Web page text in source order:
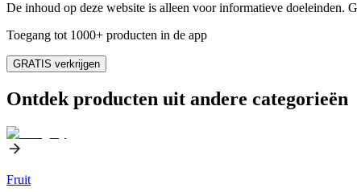
De inhoud op deze website is alleen voor informatieve doeleinden.
Toegang tot 1000+ producten in de app
GRATIS verkrijgen
Ontdek producten uit andere categorieën
Fruit